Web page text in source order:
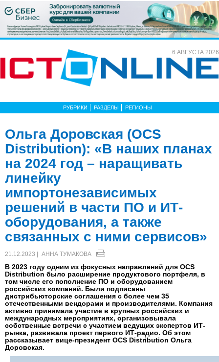
6 АВГУСТА 2026
РУБРИКИ РАЗДЕЛЫ РЕГИОНЫ
Ольга Доровская (OCS
Distribution): «В наших планах
на 2024 год – наращивать
линейку
импортонезависимых
решений в части ПО и ИТ-
оборудования, а также
связанных с ними сервисов»
21.12.2023 | АННА ТУМАКОВА
В 2023 году одним из фокусных направлений для OCS
Distribution было расширение продуктового портфеля, в
том числе его пополнение ПО и оборудованием
российских компаний. Были подписаны
дистрибьюторские соглашения с более чем 35
отечественными вендорами и производителями. Компания
активно принимала участие в крупных российских и
международных мероприятиях, организовывала
собственные встречи с участием ведущих экспертов ИТ-
рынка, развивала проект первого ИТ-радио. Об этом
рассказывает вице-президент OCS Distribution Ольга
Доровская.